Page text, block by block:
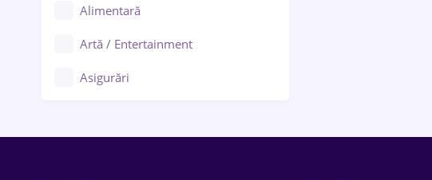
Alimentară
Artă / Entertainment
Asigurări